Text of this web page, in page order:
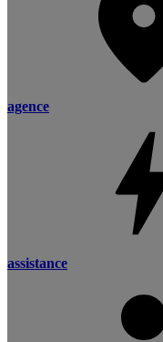
agence
assistance